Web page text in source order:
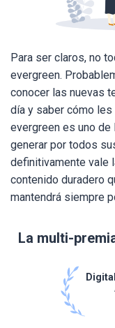
Para ser claros, no
evergreen.
conocer las nuevas
día y saber cómo
evergreen es uno
generar por todos
definitivamente vale
contenido duradero
mantendrá siempre
La multi-